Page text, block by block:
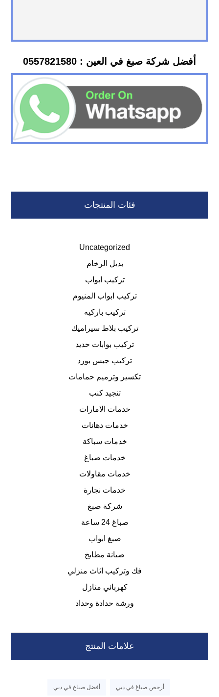
أفضل شركة صبغ في العين : 0557821580
فئات المنتجات
Uncategorized
بديل الرخام
تركيب ابواب
تركيب ابواب المنيوم
تركيب باركيه
تركيب بلاط سيراميك
تركيب بوابات حديد
تركيب جبس بورد
تكسير وترميم حمامات
تنجيد كنب
خدمات الامارات
خدمات دهانات
خدمات سباكة
خدمات صباغ
خدمات مقاولات
خدمات نجارة
شركة صبغ
صباغ 24 ساعة
صبغ ابواب
صيانة مطابخ
فك وتركيب اثاث منزلي
كهربائي منازل
ورشة حدادة وحداد
علامات المنتج
أرخص صباغ في دبي أفضل صباغ في دبي